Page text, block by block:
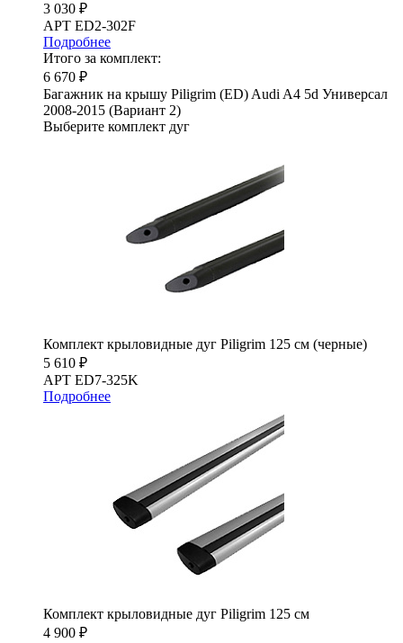
3 030 ₽
АРТ ED2-302F
Подробнее
Итого за комплект:
6 670 ₽
Багажник на крышу Piligrim (ED) Audi A4 5d Универсал
2008-2015 (Вариант 2)
Выберите комплект дуг
Комплект крыловидные дуг Piligrim 125 см (черные)
5 610 ₽
АРТ ED7-325K
Подробнее
Комплект крыловидные дуг Piligrim 125 см
4 900 ₽